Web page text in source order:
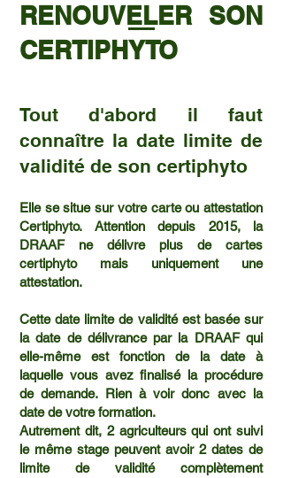
RENOUVELER SON
CERTIPHYTO
Tout d'abord il faut
connaître la date limite de
validité de son certiphyto
Elle se situe sur votre carte ou attestation
Certiphyto. Attention depuis 2015, la
DRAAF ne délivre plus de cartes
certiphyto mais uniquement une
attestation.
Cette date limite de validité est basée sur
la date de délivrance par la DRAAF qui
elle-même est fonction de la date à
laquelle vous avez finalisé la procédure
de demande. Rien à voir donc avec la
date de votre formation.
Autrement dit, 2 agriculteurs qui ont suivi
le même stage peuvent avoir 2 dates de
limite de validité complètement